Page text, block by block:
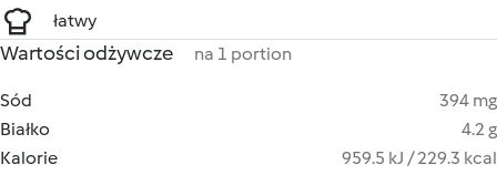
łatwy
Wartości odżywcze na 1 portion
Sód
394 mg
Białko
4.2 g
Kalorie
959.5 kJ / 229.3 kcal